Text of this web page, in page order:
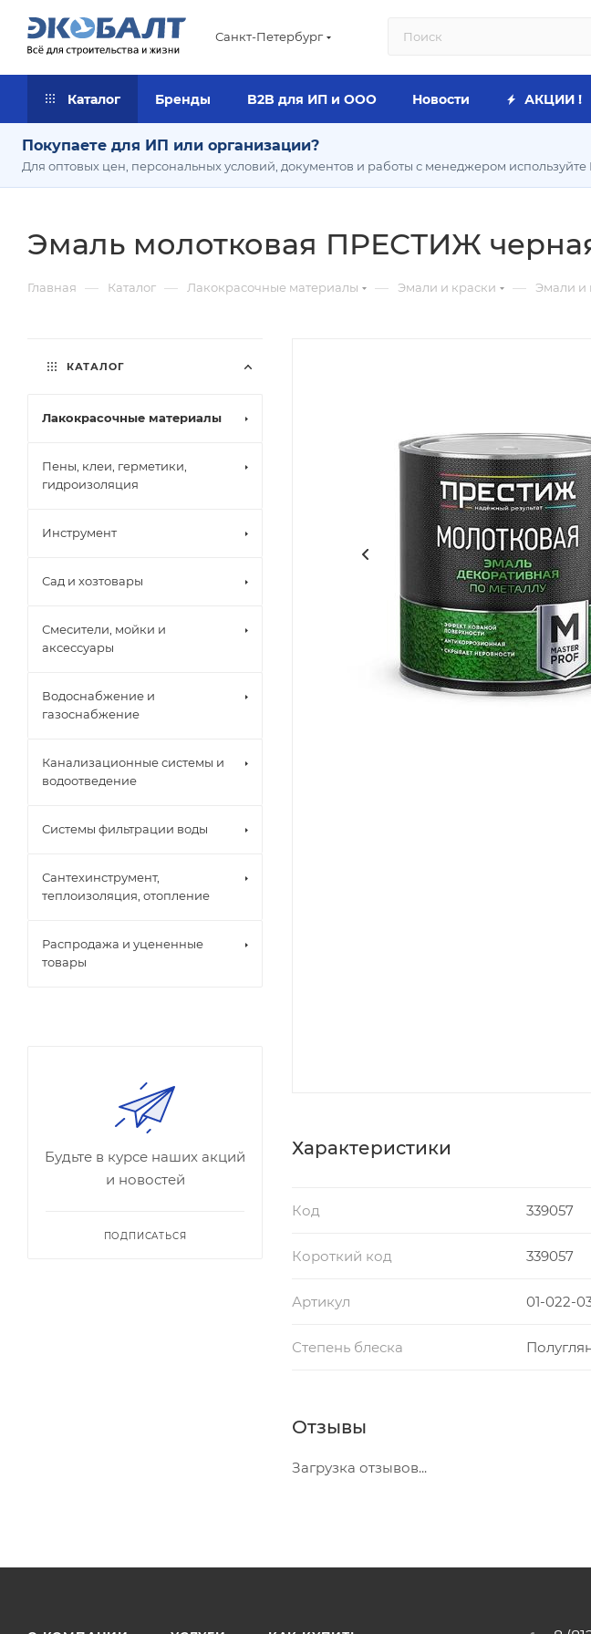
Санкт-Петербург
Каталог Бренды B2B для ИП и ООО Новости АКЦИИ !
Покупаете для ИП или организации?
Для оптовых цен, персональных условий, документов и работы с менеджером
Эмаль молотковая ПРЕСТИЖ
Главная — Каталог — Лакокрасочные материалы — Эмали и краски — Эмали и
Характеристики
Код 339057
Короткий код 339057
Артикул 01-022-
Степень блеска
Отзывы
Загрузка отзывов...
КАТАЛОГ
Лакокрасочные материалы
Пены, клеи, герметики,
гидроизоляция
Инструмент
Сад и хозтовары
Смесители, мойки и
аксессуары
Водоснабжение и
газоснабжение
Канализационные системы и
водоотведение
Системы фильтрации воды
Сантехинструмент,
теплоизоляция, отопление
Распродажа и уцененные
товары
Будьте в курсе наших акций
и новостей
ПОДПИСАТЬСЯ